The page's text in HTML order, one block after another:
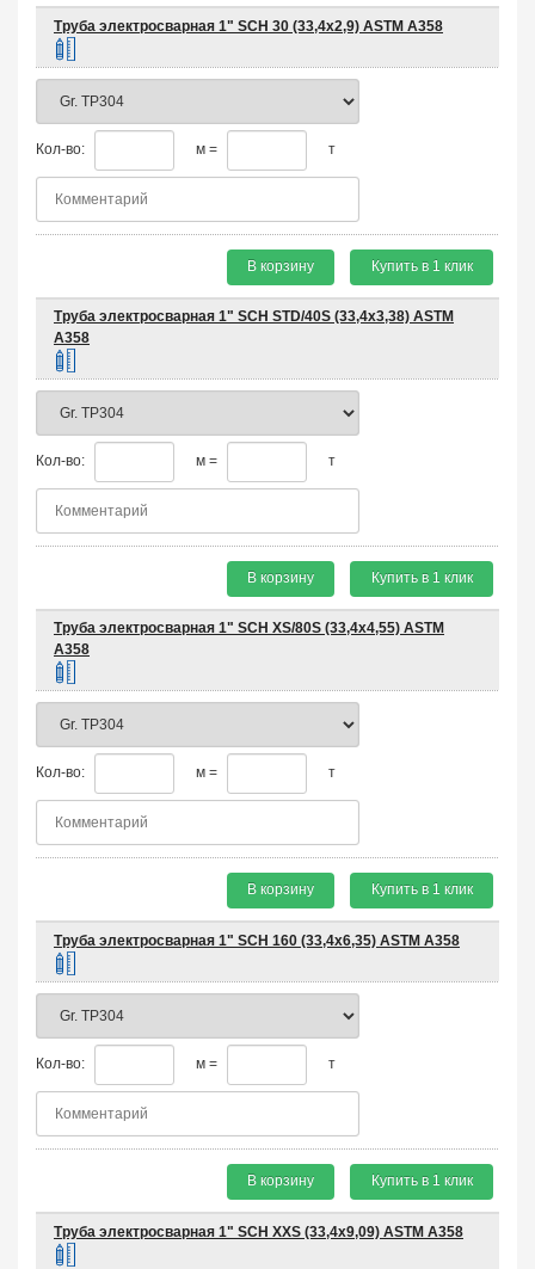
Труба электросварная 1" SCH 30 (33,4х2,9) ASTM A358
Кол-во: м = т
В корзину Купить в 1 клик
Труба электросварная 1" SCH STD/40S (33,4х3,38) ASTM
A358
Кол-во: м = т
В корзину Купить в 1 клик
Труба электросварная 1" SCH XS/80S (33,4х4,55) ASTM
A358
Кол-во: м = т
В корзину Купить в 1 клик
Труба электросварная 1" SCH 160 (33,4х6,35) ASTM A358
Кол-во: м = т
В корзину Купить в 1 клик
Труба электросварная 1" SCH XXS (33,4х9,09) ASTM A358